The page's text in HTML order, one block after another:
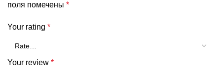
поля помечены *
Your rating *
Your review *